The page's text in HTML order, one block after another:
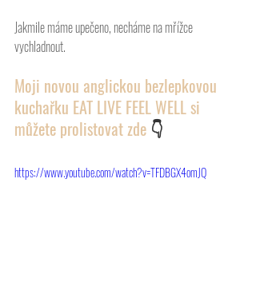
Jakmile máme upečeno, necháme na mřížce
vychladnout.
Moji novou anglickou bezlepkovou
kuchařku EAT LIVE FEEL WELL si
můžete prolistovat zde 👇
https://www.youtube.com/watch?v=TFDBGX4omJQ